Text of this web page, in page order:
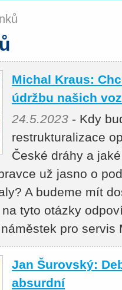
Michal Kraus:
údržbu našich
24.5.2023 - Kdy
restrukturalizace
České dráhy a
už jasno o
A budeme mít
tyto otázky
pro
Jan Šurovský:
absurdní